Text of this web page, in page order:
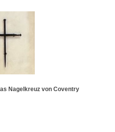
Nagelkreuz von Coventry